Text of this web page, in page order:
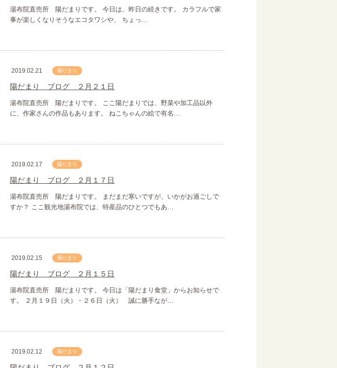
湯布院直売所 陽だまりです。 今日は、昨日の続きです。 カラフルで家
事が楽しくなりそうなエコタワシや、 ちょっ…
2019.02.21 陽だまり
陽だまり ブログ ２月２１日
湯布院直売所 陽だまりです。 ここ陽だまりでは、野菜や加工品以外
に、作家さんの作品もあります。 ねこちゃんの絵で有名…
2019.02.17 陽だまり
陽だまり ブログ ２月１７日
湯布院直売所 陽だまりです。 まだまだ寒いですが、いかがお過ごしで
すか？ ここ観光地湯布院では、特産品のひとつでもあ…
2019.02.15 陽だまり
陽だまり ブログ ２月１５日
湯布院直売所 陽だまりです。 今日は「陽だまり食堂」からお知らせで
す。 ２月１９日（火）・２６日（火） 誠に勝手なが…
2019.02.12 陽だまり